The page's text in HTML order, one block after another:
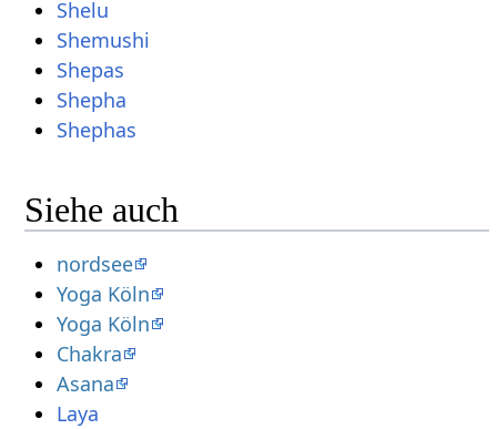
Shelu
Shemushi
Shepas
Shepha
Shephas
Siehe auch
nordsee
Yoga Köln
Yoga Köln
Chakra
Asana
Laya